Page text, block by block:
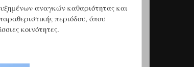
αναγκών καθαριότητας και
περιόδου, όπου
κοινότητες.